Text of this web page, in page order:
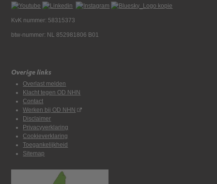
KvK nummer: 58315373
btw-nummer: NL 852981806 B01
Overige links
Overlast melden
Klacht tegen OD NHN
Contact
Werken bij OD NHN
Disclaimer
Privacyverklaring
Cookieverklaring
Toegankelijkheid
Sitemap